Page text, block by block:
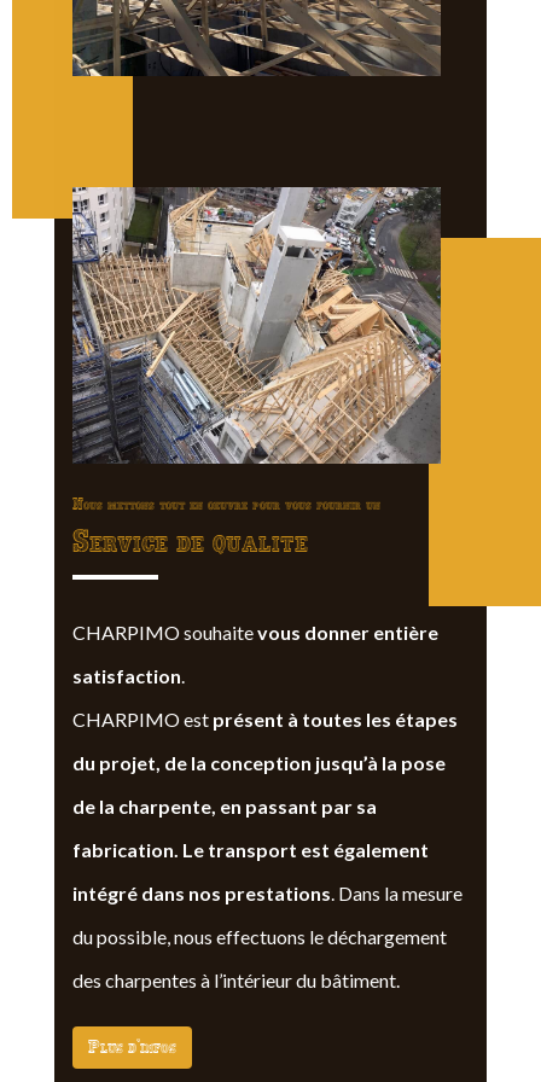
Nous mettons tout en oeuvre pour vous fournir un
Service de qualite
CHARPIMO souhaitevous donner entière
satisfaction.
CHARPIMO estprésent à toutes les étapes
du projet, de la conception jusqu’à la pose
de la charpente, en passant par sa
fabrication. Le transport est également
intégré dans nos prestations. Dans la mesure
du possible, nous effectuons le déchargement
des charpentes à l’intérieur du bâtiment.
Plus d'infos